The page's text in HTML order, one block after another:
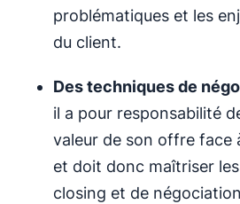
problématiques et les
du client.
Des techniques de
il a pour responsabilité
valeur de son offre face
et doit donc maîtriser
closing et de